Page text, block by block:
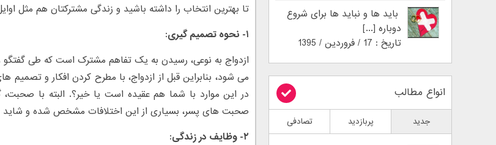
تا بهترین انتخاب را داشته باشید و زندگی مشترکتان هم مثل
۱- نحوه تصمیم گیری:
ازدواج به نوعی، رسیدن به یک تفاهم مشترک است که طی
می شود، بنابراین قبل از ازدواج، با مطرح کردن افکار و
در این موارد با شما هم عقیده است یا خیر؟. البته با
صحبت های پسر، بسیاری از این اختلافات مشخص شده و شاید
۲- وظایف در زندگی:
باید ها و نباید ها برای شروع
دوباره [...]
تاریخ : 17 / فروردین / 1395
انواع مطالب
جدید پربازدید تصادفی